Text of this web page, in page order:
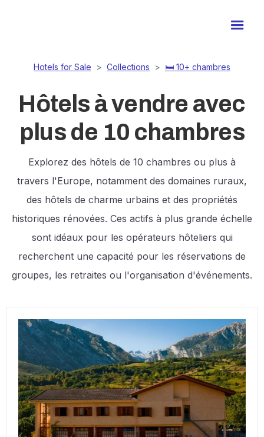
Hotels for Sale > Collections > 🛏️ 10+ chambres
Hôtels à vendre avec
plus de 10 chambres
Explorez des hôtels de 10 chambres ou plus à
travers l'Europe, notamment des domaines ruraux,
des hôtels de charme urbains et des propriétés
historiques rénovées. Ces actifs à plus grande échelle
sont idéaux pour les opérateurs hôteliers qui
recherchent une capacité pour les réservations de
groupes, les retraites ou l'organisation d'événements.